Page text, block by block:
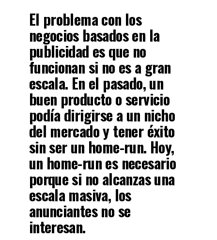
El problema con los
negocios basados en la
publicidad es que no
funcionan si no es a gran
escala. En el pasado, un
buen producto o servicio
podía dirigirse a un nicho
del mercado y tener éxito
sin ser un home-run. Hoy,
un home-run es necesario
porque si no alcanzas una
escala masiva, los
anunciantes no se
interesan.